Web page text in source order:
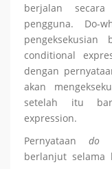
berjalan
pengguna. Do-
pengeksekusian
conditional
dengan
akan
setelah itu
expression.
Pernyataan do
berlanjut